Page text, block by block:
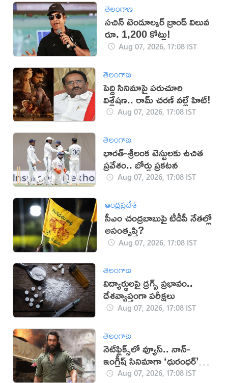
తెలంగాణ
సచిన్ టెండూల్కర్ బ్రాండ్ విలువ
రూ. 1,200 కోట్లు!
Aug 07, 2026, 17:08 IST
తెలంగాణ
పెద్ది సినిమాపై పరుచూరి
విశ్లేషణ.. రామ్ చరణ్ వల్లే హిట్!
Aug 07, 2026, 17:08 IST
తెలంగాణ
భారత్-శ్రీలంక టెస్టులకు ఉచిత
ప్రవేశం.. బోర్డు ప్రకటన
Aug 07, 2026, 17:08 IST
ఆంధ్రప్రదేశ్
సీఎం చంద్రబాబుపై టీడీపీ నేతల్లో
అసంతృప్తి?
Aug 07, 2026, 17:08 IST
తెలంగాణ
విద్యార్థులపై డ్రగ్స్ ప్రభావం..
దేశవ్యాప్తంగా పరీక్షలు
Aug 07, 2026, 17:08 IST
తెలంగాణ
నెట్‌ఫ్లిక్స్‌లో వ్యూస్.. నాన్-
ఇంగ్లీష్ సినిమాగా ‘ధురంధర్’
రికార్డుAug 07, 2026, 17:08 IST